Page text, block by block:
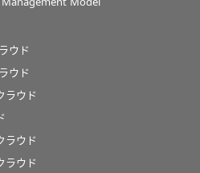
Management Model
ウド
ウド
ラウド
ラウド
ラウド